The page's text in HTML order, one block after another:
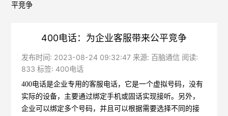
平竞争
400电话：为企业客服带来公平竞争
发布时间: 2023-08-24 09:32:47 来源: 百脑通信 阅读:
833 标签: 400电话
400电话是企业专用的客服电话，它是一个虚拟号码，没有
实际的设备，主要通过绑定手机或固话实现接听。另外，
企业可以绑定多个号码，并且可以根据需要选择不同的接